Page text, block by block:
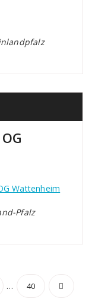
Wattenheim
Pfalz
… 40